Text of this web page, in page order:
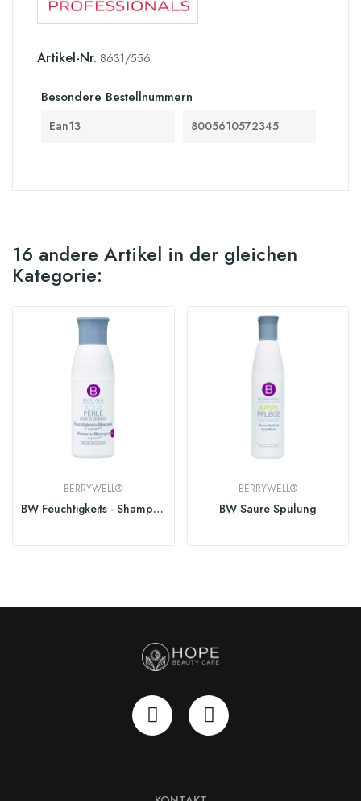
Artikel-Nr. 8631/556
Besondere Bestellnummern
Ean13 8005610572345
16 andere Artikel in der gleichen
Kategorie:
BERRYWELL®
BW Feuchtigkeits - Shampoo
BERRYWELL®
BW Saure Spülung